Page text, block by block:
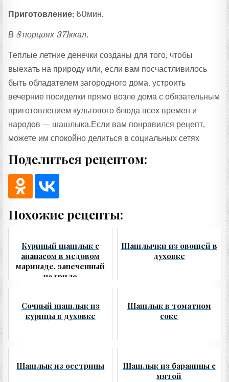
Приготовление: 60мин.
В 8 порциях 371ккал.
Теплые летние денечки созданы для того, чтобы
выехать на природу или, если вам посчастливилось
быть обладателем загородного дома, устроить
вечерние посиделки прямо возле дома с обязательным
приготовлением культового блюда всех времен и
народов — шашлыка.Если вам понравился рецепт,
можете им спокойно делиться в социальных сетях
Поделиться рецептом:
Похожие рецепты:
Куриный шашлык с
ананасом в медовом
маринаде, запеченный
на гриле
Шашлычки из овощей в
духовке
Сочный шашлык из
курицы в духовке
Шашлык в томатном
соке
Шашлык из осетрины
Шашлык из баранины с
мятой